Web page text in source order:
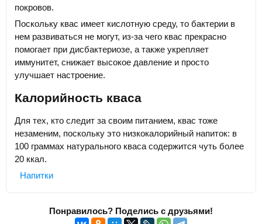
покровов.
Поскольку квас имеет кислотную среду, то бактерии в
нем развиваться не могут, из-за чего квас прекрасно
помогает при дисбактериозе, а также укрепляет
иммунитет, снижает высокое давление и просто
улучшает настроение.
Калорийность кваса
Для тех, кто следит за своим питанием, квас тоже
незаменим, поскольку это низкокалорийный напиток: в
100 граммах натурального кваса содержится чуть более
20 ккал.
Напитки
Понравилось? Поделись с друзьями!